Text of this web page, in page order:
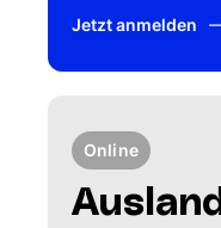
Jetzt anmelden
Online